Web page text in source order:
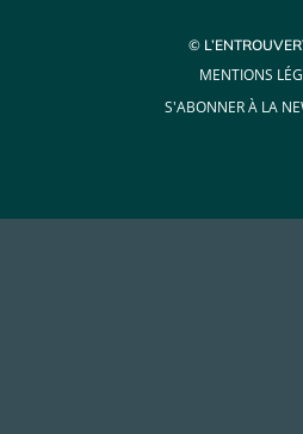
©
MENTIONS
S'ABONNER À LA